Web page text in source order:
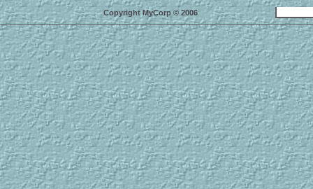
Copyright MyCorp © 2006